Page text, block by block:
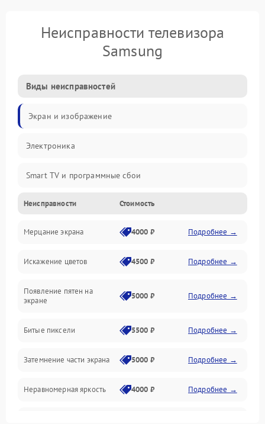
Неисправности телевизора
Samsung
Виды неисправностей
Экран и изображение
Электроника
Smart TV и программные сбои
Питание и запуск
Подсветка и LED-модули
Звук и аудиосистема
Сигнал и приём каналов
Механические повреждения
Программное обеспечение
Неисправности Стоимость
Мерцание экрана 4000 ₽ Подробнее →
Искажение цветов 4500 ₽ Подробнее →
Появление пятен на
экране
5000 ₽ Подробнее →
Битые пиксели 5500 ₽ Подробнее →
Затемнение части экрана 5000 ₽ Подробнее →
Неравномерная яркость 4000 ₽ Подробнее →